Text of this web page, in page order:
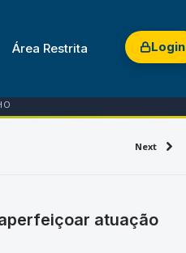
Área Restrita Login
Next
atuação